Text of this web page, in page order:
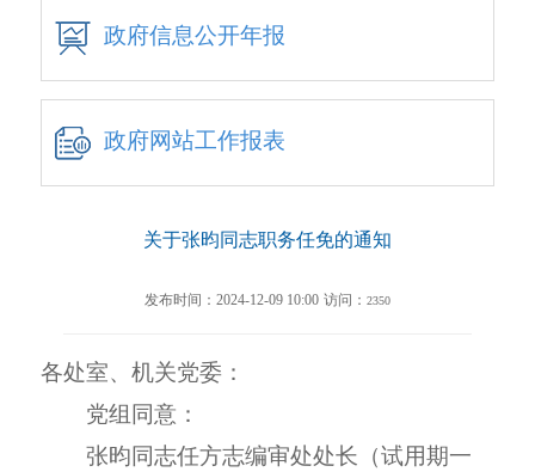
政府信息公开年报
政府网站工作报表
关于张昀同志职务任免的通知
发布时间：2024-12-09 10:00 访问： 2350
各处室、机关党委：
党组同意：
张昀同志任方志编审处处长（试用期一